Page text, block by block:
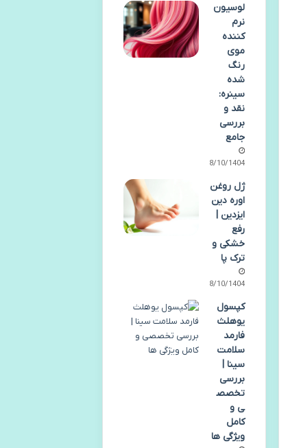
لوسیون
نرم
کننده
موی
رنگ
شده
سینره:
نقد و
بررسی
جامع
08/10/1404
ژل روغن
اوره دین
ایزدین |
رفع
خشکی و
ترک پا
08/10/1404
کپسول
یوهلث
فارمد
سلامت
سینا |
بررسی
تخصص
ی و
کامل
ویژگی ها